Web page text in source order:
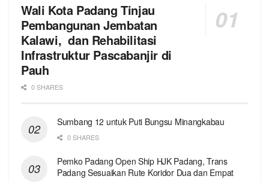
Wali Kota Padang Tinjau
Pembangunan Jembatan
Kalawi, dan Rehabilitasi
Infrastruktur Pascabanjir di
Pauh
0 SHARES
Sumbang 12 untuk Puti Bungsu Minangkabau
0 SHARES
Pemko Padang Open Ship HJK Padang, Trans
Padang Sesuaikan Rute Koridor Dua dan Empat